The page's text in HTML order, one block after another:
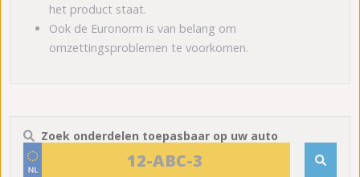
het product staat.
Ook de Euronorm is van belang om
omzettingsproblemen te voorkomen.
Zoek onderdelen toepasbaar op uw auto